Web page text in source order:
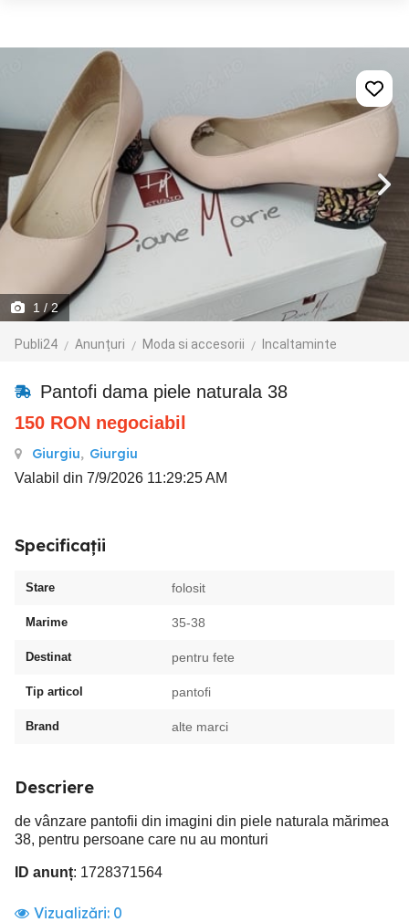
1 / 2
Publi24 Anunțuri Moda si accesorii Incaltaminte
Pantofi dama piele naturala 38
150 RON negociabil
Giurgiu, Giurgiu
Valabil din 7/9/2026 11:29:25 AM
Specificații
Stare folosit
Marime 35-38
Destinat pentru fete
Tip articol pantofi
Brand alte marci
Descriere
de vânzare pantofii din imagini din piele naturala mărimea
38, pentru persoane care nu au monturi
ID anunț: 1728371564
Vizualizări: 0